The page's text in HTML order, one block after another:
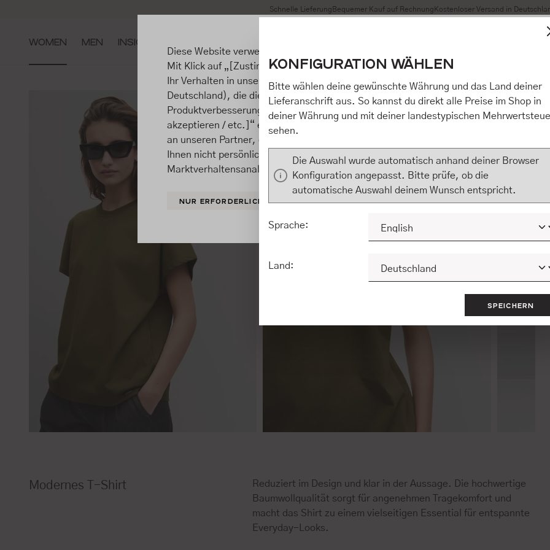
Zur Hauptnavigation springen Schnelle Lieferung Bequemer Kauf auf Rechnung Kostenloser Versand in
WOMEN MEN INSIGHTS
Modernes T-Shirt
Reduziert im Design und klar in der Aussage. Die hochwertige
Baumwollqualität sorgt für angenehmen Tragekomfort und
macht das Shirt zu einem vielseitigen Essential für entspannte
Everyday-Looks.
Diese Website verwendet Cookies, um eine bestmögliche Erfahrung bieten zu können.
Mit Klick auf „[Zustimmen / Alles akzeptieren / etc.]“ erteilen Sie Ihre Einwilligung
Ihr Verhalten in unserem Shop an unseren Partner, die shopware AG (Ebbinghoff 10,
Deutschland), die diese Daten Ihnen nicht persönlich zuordnen kann, sie aber zu
Produktverbesserungen, Marktverhaltensanalysen) verarbeiten darf. Mit Klick auf
akzeptieren / etc.]“ erteilen Sie Ihre Einwilligung auch in die Weitergabe über Ihr
an unseren Partner, die shopware AG (Ebbinghoff 10, 48624 Schöppingen,
Ihnen nicht persönlich zuordnen kann, sie aber zu eigenen Zwecken (z.B.
Marktverhaltensanalysen) verarbeiten darf.
NUR ERFORDERLICHE KONFIGURIEREN ALLE COOKIES
KONFIGURATION WÄHLEN
Bitte wählen deine gewünschte Währung und das Land deiner
Lieferanschrift aus. So kannst du direkt alle Preise im Shop in
deiner Währung und mit deiner landestypischen
sehen.
Die Auswahl wurde automatisch anhand deiner Browser
Konfiguration angepasst. Bitte prüfe, ob die
automatische Auswahl deinem Wunsch entspricht.
Sprache:
Land:
SPEICHERN